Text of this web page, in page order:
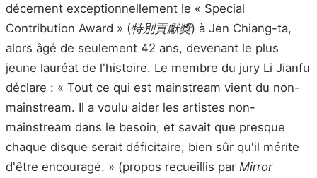
décernent exceptionnellement le « Special
Contribution Award » (特別貢獻獎) à Jen Chiang-ta,
alors âgé de seulement 42 ans, devenant le plus
jeune lauréat de l'histoire. Le membre du jury Li Jianfu
déclare : « Tout ce qui est mainstream vient du non-
mainstream. Il a voulu aider les artistes non-
mainstream dans le besoin, et savait que presque
chaque disque serait déficitaire, bien sûr qu'il mérite
d'être encouragé. » (propos recueillis par Mirror